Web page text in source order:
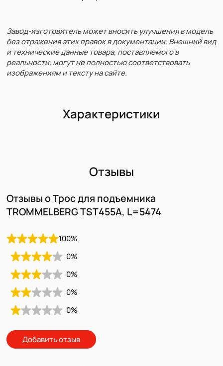
Завод-изготовитель может вносить улучшения в модель
без отражения этих правок в документации. Внешний вид
и технические данные товара, поставляемого в
реальности, могут не полностью соответствовать
изображениям и тексту на сайте.
Характеристики
Отзывы
Отзывы о Трос для подъемника
TROMMELBERG TST455А, L=5474
100%
0%
0%
0%
0%
Добавить отзыв